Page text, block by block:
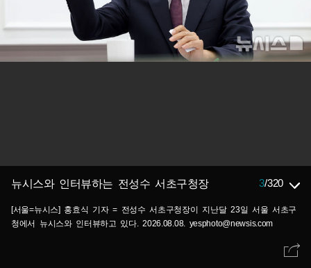
뉴시스와 인터뷰하는 전성수 서초구청장 3/320
[서울=뉴시스] 홍효식 기자 = 전성수 서초구청장이 지난달 23일 서울 서초구
청에서 뉴시스와 인터뷰하고 있다. 2026.08.08. yesphoto@newsis.com